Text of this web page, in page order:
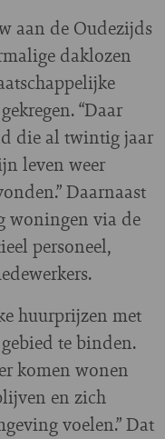
aan de Oudezijds
daklozen
“Daar
die al twintig jaar
leven weer
Daarnaast
woningen via de
personeel,
huurprijzen met
te binden.
komen wonen
en zich
voelen.” Dat